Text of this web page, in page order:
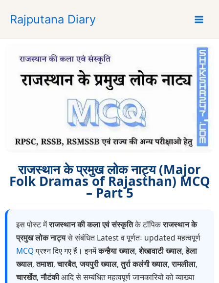
p
Rajputana Diary
राजस्थान के प्रमुख लोक नाट्य (Major
Folk Dramas of Rajasthan) MCQ
– Part 5
इस पोस्ट मेंराजस्थान की कला एवं संस्कृतिके टॉपिकराजस्थान के
प्रमुख लोक नाट्यसे संबंधित Latest व पूर्णतः updated महत्वपूर्ण
MCQप्रश्न दिए गए हैं। इनमेंकन्हैया ख्याल,शेखावाटी ख्याल,हेला
ख्याल,तमाशा,चारबैत,जयपुरी ख्याल,तुर्रा कलंगी ख्याल,रामलीला,
चारर्खेत,नौटंकीआदि से सम्बंधित महत्वपूर्ण जानकारियों को व्याख्या